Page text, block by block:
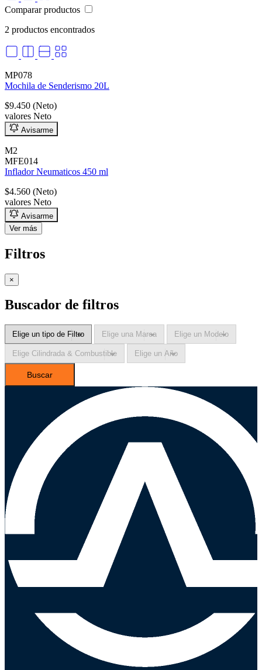
selladores
Líquido de Freno
Neumáticos Automóviles
Neumáticos Camionetas y S.U.V.
Otras Grasas
Pinos aromáticos
Refrigerantes y Anticongelantes
Refrigerantes y Frenos
Transferencia De Calor
Comparar productos
2 productos encontrados
MP078
Mochila de Senderismo 20L
$9.450 (Neto)
valores Neto
Avisarme
M2
MFE014
Inflador Neumaticos 450 ml
$4.560 (Neto)
valores Neto
Avisarme
Ver más
Filtros
×
Buscador de filtros
Buscar